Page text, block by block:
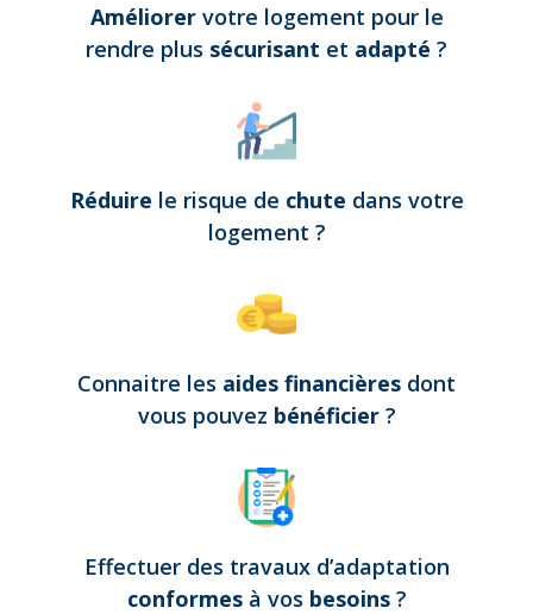
Améliorer votre logement pour le
rendre plus sécurisant et adapté ?
Réduire le risque de chute dans votre
logement ?
Connaitre les aides financières dont
vous pouvez bénéficier ?
Effectuer des travaux d’adaptation
conformes à vos besoins ?